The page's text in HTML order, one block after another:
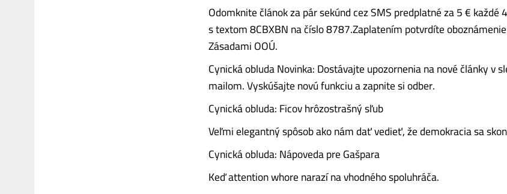
Odomknite článok za pár sekúnd cez SMS predplatné za 5 € každé
s textom 8CBXBN na číslo 8787.Zaplatením potvrdíte
Zásadami OOÚ.
Cynická obluda Novinka: Dostávajte upozornenia na nové články v
mailom. Vyskúšajte novú funkciu a zapnite si odber.
Cynická obluda: Ficov hrôzostrašný sľub
Veľmi elegantný spôsob ako nám dať vedieť, že demokracia sa
Cynická obluda: Nápoveda pre Gašpara
Keď attention whore narazí na vhodného spoluhráča.